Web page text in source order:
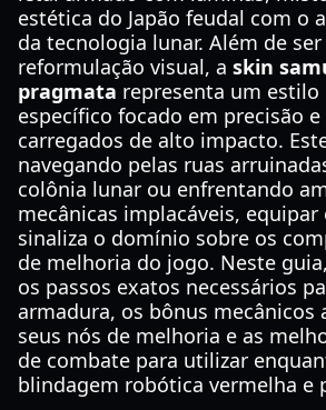
estética do Japão feudal com o
da tecnologia lunar. Além de
reformulação visual, a skin
pragmata representa um estilo
específico focado em precisão
carregados de alto impacto.
navegando pelas ruas
colônia lunar ou enfrentando
mecânicas implacáveis,
sinaliza o domínio sobre os
de melhoria do jogo. Neste
os passos exatos necessários
armadura, os bônus mecânicos
seus nós de melhoria e as
de combate para utilizar
blindagem robótica vermelha e